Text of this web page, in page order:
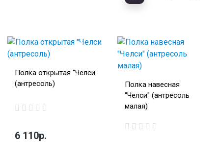
Полка открытая "Челси
(антресоль)
6 110р.
Полка навесная
"Челси" (антресоль
малая)